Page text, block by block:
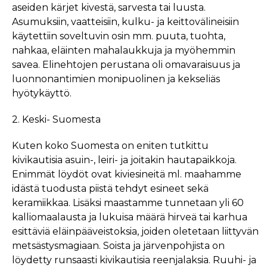
aseiden kärjet kivestä, sarvesta tai luusta.
Asumuksiin, vaatteisiin, kulku- ja keittovälineisiin
käytettiin soveltuvin osin mm. puuta, tuohta,
nahkaa, eläinten mahalaukkuja ja myöhemmin
savea. Elinehtojen perustana oli omavaraisuus ja
luonnonantimien monipuolinen ja kekseliäs
hyötykäyttö.
2. Keski- Suomesta
Kuten koko Suomesta on eniten tutkittu
kivikautisia asuin-, leiri- ja joitakin hautapaikkoja.
Enimmät löydöt ovat kiviesineitä ml. maahamme
idästä tuodusta piistä tehdyt esineet sekä
keramiikkaa. Lisäksi maastamme tunnetaan yli 60
kalliomaalausta ja lukuisa määrä hirveä tai karhua
esittäviä eläinpääveistoksia, joiden oletetaan liittyvän
metsästysmagiaan. Soista ja järvenpohjista on
löydetty runsaasti kivikautisia reenjalaksia. Ruuhi- ja